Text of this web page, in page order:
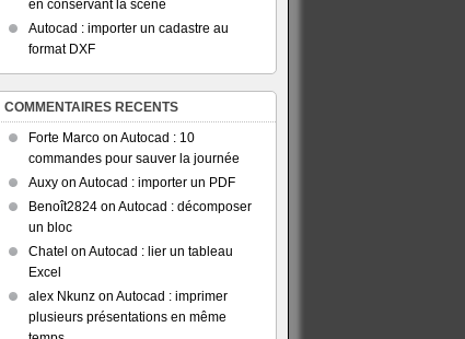
en conservant la scène
Autocad : importer un cadastre au
format DXF
COMMENTAIRES RECENTS
Forte Marco on Autocad : 10
commandes pour sauver la journée
Auxy on Autocad : importer un PDF
Benoît2824 on Autocad : décomposer
un bloc
Chatel on Autocad : lier un tableau
Excel
alex Nkunz on Autocad : imprimer
plusieurs présentations en même